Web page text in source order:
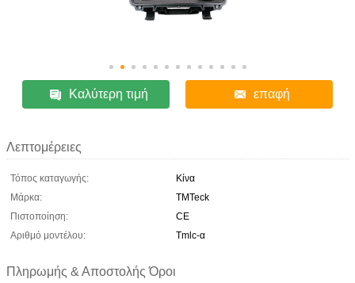
Καλύτερη τιμή επαφή
Λεπτομέρειες
Τόπος καταγωγής:
Κίνα
Μάρκα:
TMTeck
Πιστοποίηση:
CE
Αριθμό μοντέλου:
Tmlc-α
Πληρωμής & Αποστολής Όροι